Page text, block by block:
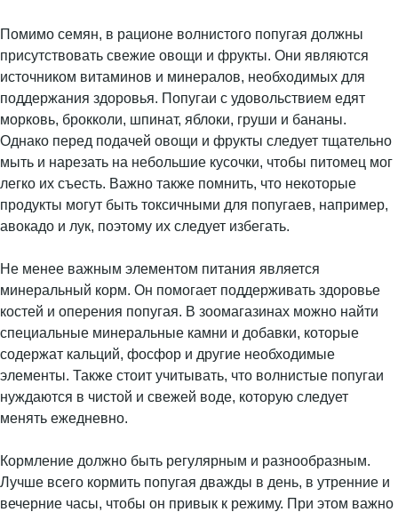
Помимо семян, в рационе волнистого попугая должны
присутствовать свежие овощи и фрукты. Они являются
источником витаминов и минералов, необходимых для
поддержания здоровья. Попугаи с удовольствием едят
морковь, брокколи, шпинат, яблоки, груши и бананы.
Однако перед подачей овощи и фрукты следует тщательно
мыть и нарезать на небольшие кусочки, чтобы питомец мог
легко их съесть. Важно также помнить, что некоторые
продукты могут быть токсичными для попугаев, например,
авокадо и лук, поэтому их следует избегать.
Не менее важным элементом питания является
минеральный корм. Он помогает поддерживать здоровье
костей и оперения попугая. В зоомагазинах можно найти
специальные минеральные камни и добавки, которые
содержат кальций, фосфор и другие необходимые
элементы. Также стоит учитывать, что волнистые попугаи
нуждаются в чистой и свежей воде, которую следует
менять ежедневно.
Кормление должно быть регулярным и разнообразным.
Лучше всего кормить попугая дважды в день, в утренние и
вечерние часы, чтобы он привык к режиму. При этом важно